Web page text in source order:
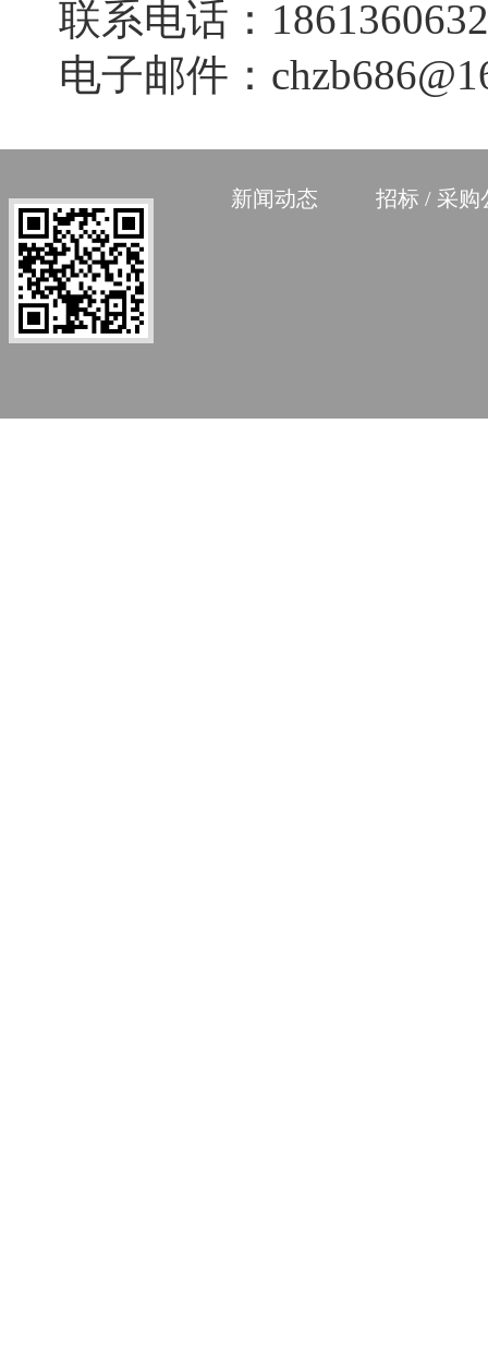
联系电话：
电子邮件：
新闻动态 招标 / 采购